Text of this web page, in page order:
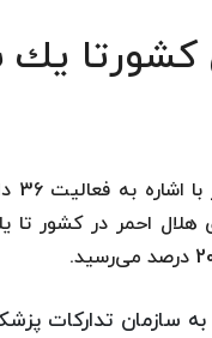
كشورتا یك
مدیرعامل
با افتتاح 20 شعبه توزیع داروی هلال احمر در
سازمان تداركات